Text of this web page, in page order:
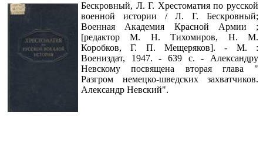
Бескровный, Л. Г. Хрестоматия по русской
военной истории / Л. Г. Бескровный;
Военная Академия Красной Армии ;
[редактор М. Н. Тихомиров, Н. М.
Коробков, Г. П. Мещеряков]. - М. :
Воениздат, 1947. - 639 с. - Александру
Невскому посвящена вторая глава "
Разгром немецко-шведских захватчиков.
Александр Невский".